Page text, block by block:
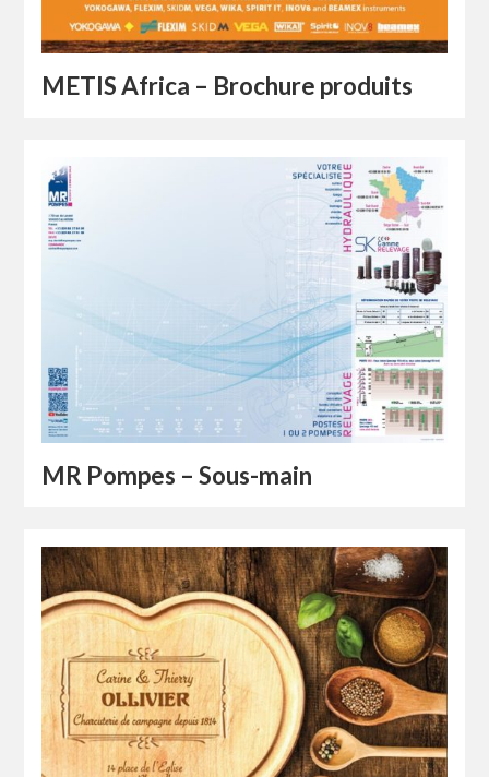
METIS Africa – Brochure produits
MR Pompes – Sous-main